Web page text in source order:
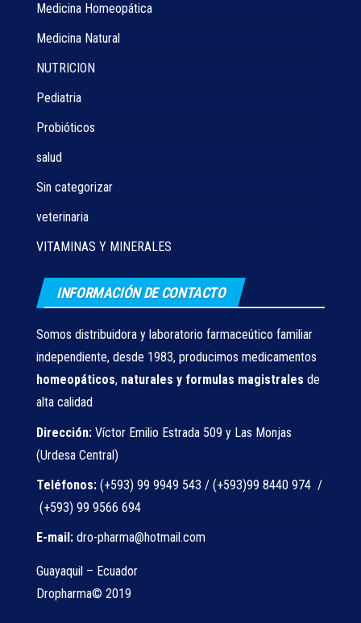
Medicina Homeopática
Medicina Natural
NUTRICION
Pediatria
Probióticos
salud
Sin categorizar
veterinaria
VITAMINAS Y MINERALES
INFORMACIÓN DE CONTACTO
Somos distribuidora y laboratorio farmaceútico familiar
independiente, desde 1983, producimos medicamentos
homeopáticos, naturales y formulas magistrales de
alta calidad
Dirección: Víctor Emilio Estrada 509 y Las Monjas
(Urdesa Central)
Teléfonos: (+593) 99 9949 543 / (+593)99 8440 974 /
(+593) 99 9566 694
E-mail: dro-pharma@hotmail.com
Guayaquil – Ecuador
Dropharma© 2019